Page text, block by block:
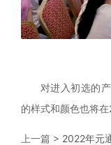
对进入初选的
的样式和颜色也将在
上一篇 > 2022年元